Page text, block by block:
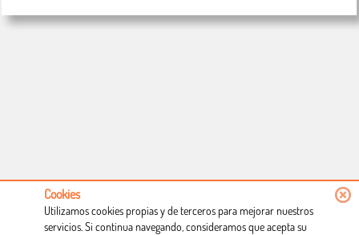
Cookies
Utilizamos cookies propias y de terceros para mejorar nuestros
servicios. Si continua navegando, consideramos que acepta su